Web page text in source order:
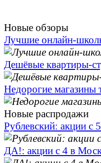
Новые обзоры
Лучшие онлайн-
Дешёвые квартиры-
Недорогие магазины
Новые распродажи
Рублевский: акции с
ДА!: акции с 4 в